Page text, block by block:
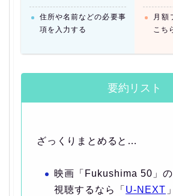
住所や名前などの必要事
項を入力する
月額
こち
要約リスト
ざっくりまとめると…
映画「Fukushima 50」
視聴するなら「 U-NEXT